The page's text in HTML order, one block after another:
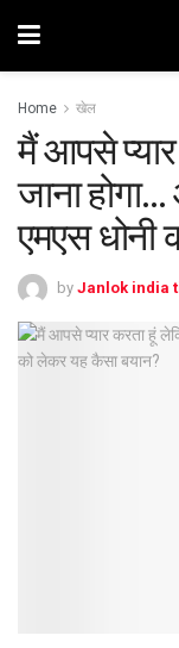
Home खेल
मैं आपसे
जाना
एमएस धोनी
by Janlok india